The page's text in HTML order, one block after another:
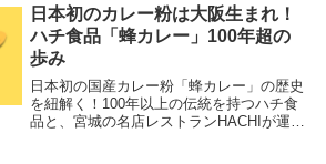
日本初のカレー粉は大阪生まれ！
ハチ食品「蜂カレー」100年超の
歩み
日本初の国産カレー粉「蜂カレー」の歴史
を紐解く！100年以上の伝統を持つハチ食
品と、宮城の名店レストランHACHIが運命